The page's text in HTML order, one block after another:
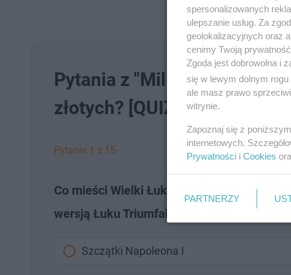
Pytania z "Milionerów" za
złotych? [QUIZ]
Pytanie 1 z 15
Co mieści Wielki Łuk Braterstwa w
wersją Łuku Triumfalnego?
Szczątki Napoleona I
spersonalizowanych
ulepszanie usług. Za
geolokalizacyjnych oraz
cenimy Twoją
Zgoda jest dobrowolna i
się w lewym dolnym rogu
ale masz prawo
witrynie.
Zapoznaj się z
internetowych.
Prywatności i Cookies
PARTNERZY